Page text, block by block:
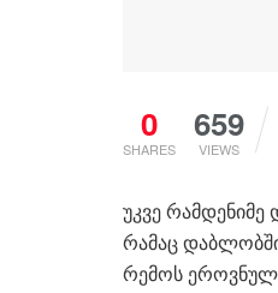
0
SHARES
659
VIEWS
უკვე
რა­მაც
რე­მოს